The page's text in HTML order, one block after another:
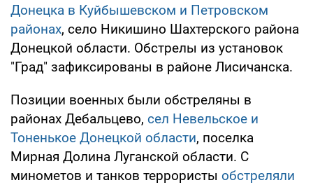
Донецка в Куйбышевском и Петровском
районах, село Никишино Шахтерского района
Донецкой области. Обстрелы из установок
"Град" зафиксированы в районе Лисичанска.
Позиции военных были обстреляны в
районах Дебальцево, сел Невельское и
Тоненькое Донецкой области, поселка
Мирная Долина Луганской области. С
минометов и танков террористы обстреляли